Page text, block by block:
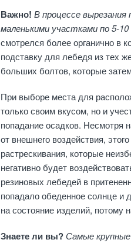
Важно! В процессе вырезания
маленькими участками по 5-
смотрелся более органично в
подставку для лебедя из тех
больших болтов, которые
При выборе места для
только своим вкусом, но и
попадание осадков. Несмотря
от внешнего воздействия,
растрескивания, которые
негативно будет
резиновых лебедей в
попадало обеденное солнце и
на состояние изделий, потому
Знаете ли вы?Самые